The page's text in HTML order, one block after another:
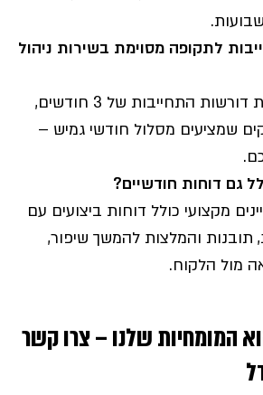
לתקופה מסוימת בשירות ניהול
חלק מהחברות דורשות התחייבות של 3 חודשים,
שמציעים מסלול חודשי גמיש –
גם דוחות חודשיים?
מקצועי כולל דוחות ביצועים עם
תובנות והמלצות להמשך שיפור,
מול הלקוח.
המומחיות שלנו – צרו קשר